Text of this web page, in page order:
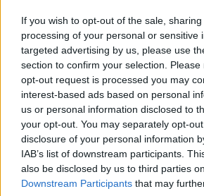
If you wish to opt-out of the sale,
processing of your personal or sensitive
targeted advertising by us, please use
section to confirm your selection.
opt-out request is processed you may
interest-based ads based on personal
us or personal information disclosed to
your opt-out. You may separately opt-
disclosure of your personal information
IAB’s list of downstream participants.
also be disclosed by us to third parties
Downstream Participants that may
Rudnianka Rudna Wielka
8
KS Biała Rzeszów
9
Bratek II Bratkowice
10
Piast Nowa Wieś
11
RKS Rzeszów
12
Rudzik Rudna Mała
13
Tytan Rzeszów
Mmecze,Pktpunkty · zwycięstwo remis